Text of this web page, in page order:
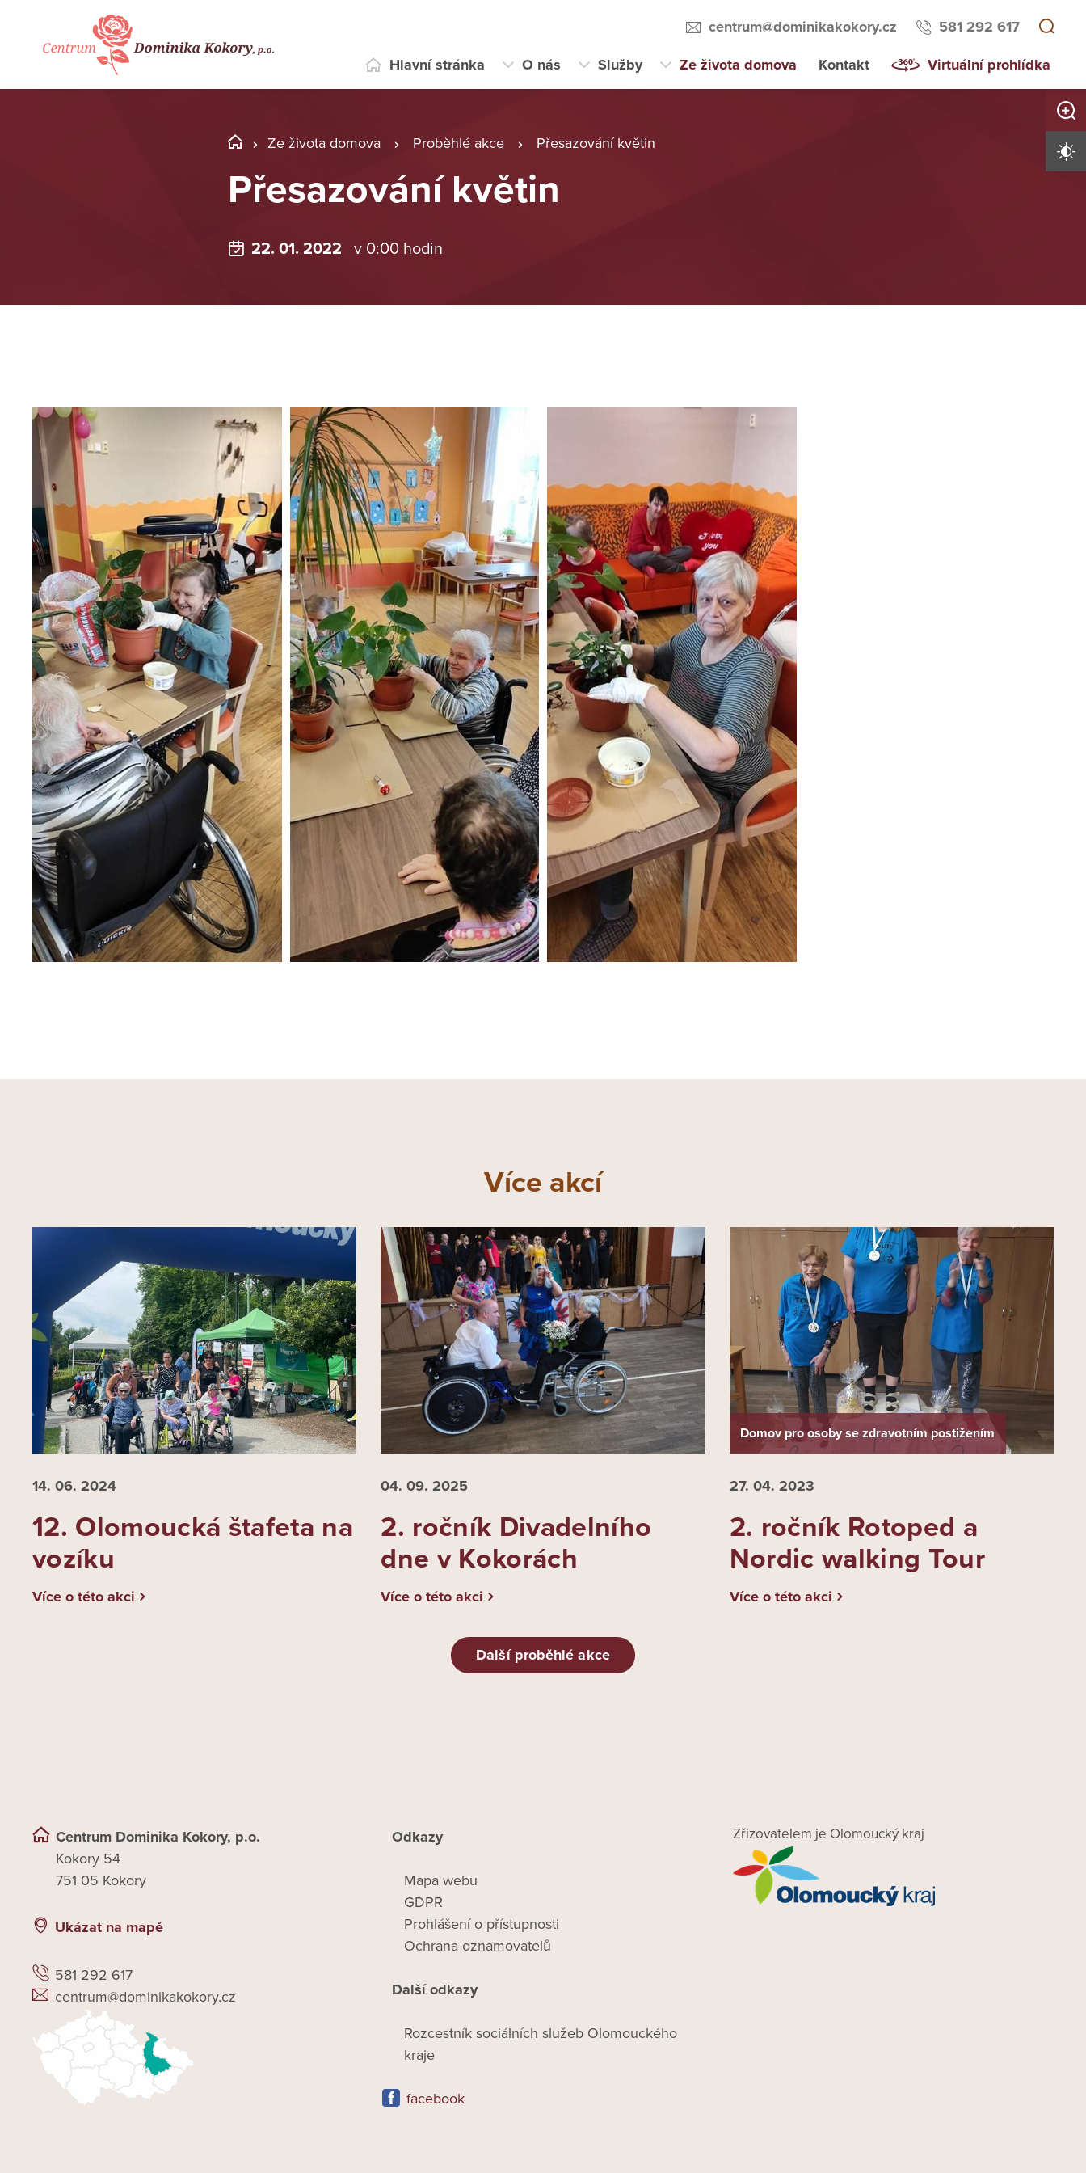
centrum@dominikakokory.cz 581 292 617
Hlavní stránka O nás Služby Ze života domova Kontakt Virtuální prohlídka
Ze života domova Proběhlé akce Přesazování květin
Přesazování květin
22. 01. 2022 v 0:00 hodin
Více akcí
14. 06. 2024
12. Olomoucká štafeta na
vozíku
Více o této akci
04. 09.2025
2. ročník Divadelního
dne v Kokorách
Více o této akci
Domov pro osoby se zdravotním postižením
27. 04. 2023
2. ročník Rotoped a
Nordic walking Tour
Více o této akci
Další proběhlé akce
Centrum Dominika Kokory, p.o.
Kokory 54
751 05 Kokory
Ukázat na mapě
581 292 617
centrum@dominikakokory.cz
Odkazy
Mapa webu
GDPR
Prohlášení o přístupnosti
Ochrana oznamovatelů
Další odkazy
Rozcestník sociálních služeb Olomouckého
kraje
facebook
Zřizovatelem je Olomoucký kraj